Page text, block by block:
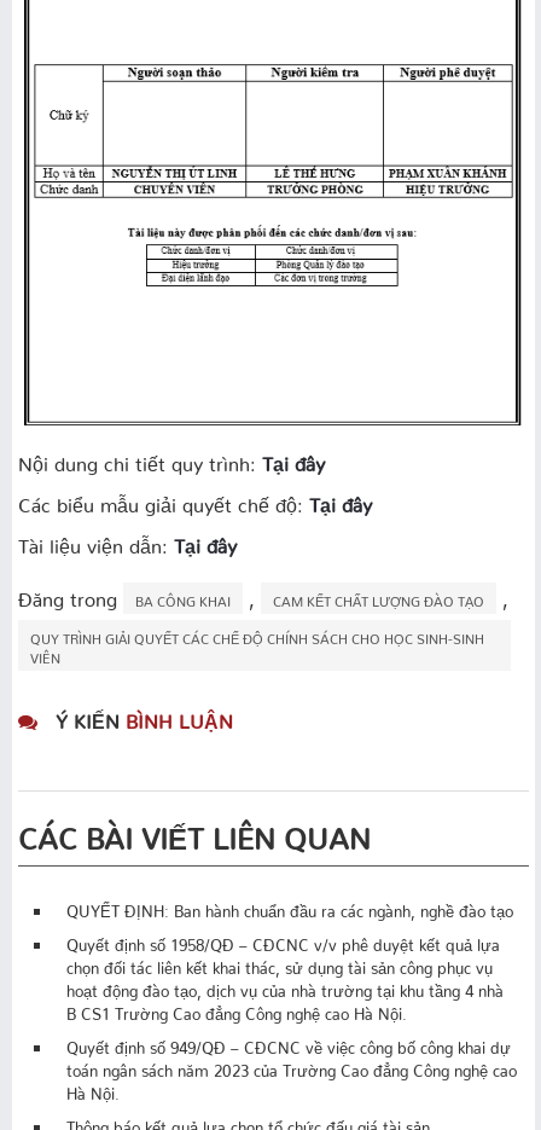
Nội dung chi tiết quy trình: Tại đây
Các biểu mẫu giải quyết chế độ: Tại đây
Tài liệu viện dẫn: Tại đây
Đăng trong BA CÔNG KHAI CAM KẾT CHẤT LƯỢNG ĐÀO TẠO
QUY TRÌNH GIẢI QUYẾT CÁC CHẾ ĐỘ CHÍNH SÁCH CHO HỌC SINH-SINH
VIÊN
Ý KIẾN BÌNH LUẬN
CÁC BÀI VIẾT LIÊN QUAN
QUYẾT ĐỊNH: Ban hành chuẩn đầu ra các ngành, nghề đào tạo
Quyết định số 1958/QĐ – CĐCNC v/v phê duyệt kết quả lựa
chọn đối tác liên kết khai thác, sử dụng tài sản công phục vụ
hoạt động đào tạo, dịch vụ của nhà trường tại khu tầng 4 nhà
B CS1 Trường Cao đẳng Công nghệ cao Hà Nội.
Quyết định số 949/QĐ – CĐCNC về việc công bố công khai dự
toán ngân sách năm 2023 của Trường Cao đẳng Công nghệ cao
Hà Nội.
Thông báo kết quả lựa chọn tổ chức đấu giá tài sản.